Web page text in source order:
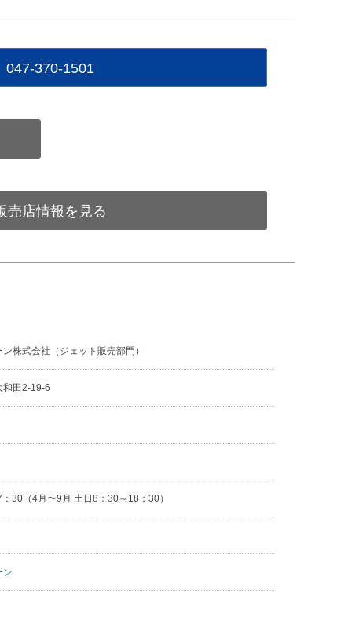
047-370-1501
売店情報を見る
株式会社（ジェット販売部門）
和田2-19-6
：30（4月〜9月 土日8：30～18：30）
ン